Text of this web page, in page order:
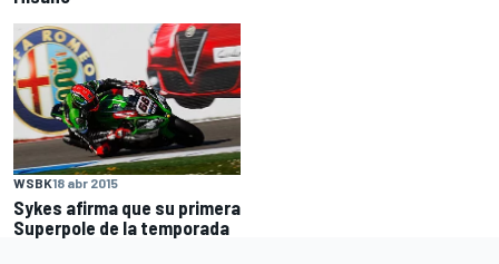
WSBK18 abr 2015
Sykes afirma que su primera
Superpole de la temporada